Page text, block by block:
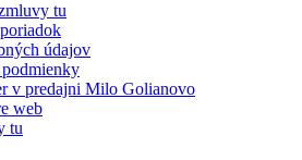
tu
údajov
v predajni Milo Golianovo
web
tu